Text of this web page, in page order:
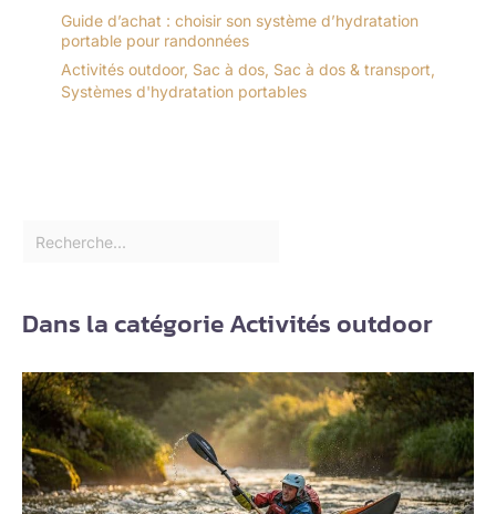
Guide d’achat : choisir son système d’hydratation
portable pour randonnées
Activités outdoor, Sac à dos, Sac à dos & transport,
Systèmes d'hydratation portables
Dans la catégorie Activités outdoor